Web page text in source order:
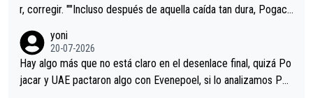
r, corregir. ""Incluso después de aquella caída tan dura, Pogaca
permaneció pegado a su rueda. Parecía increíble la forma en l
a que era capaz de controlar el miedo", recordó."
yoni
20-07-2026
Hay algo más que no está claro en el desenlace final, quizá Po
jacar y UAE pactaron algo con Evenepoel, si lo analizamos Poj